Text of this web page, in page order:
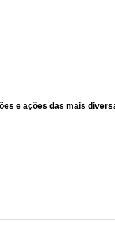
e ações das mais